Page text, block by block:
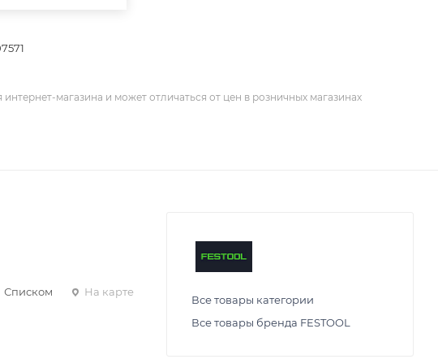
магазина и может отличаться от цен в розничных магазинах
Списком На карте
Все товары категории
Все товары бренда FESTOOL